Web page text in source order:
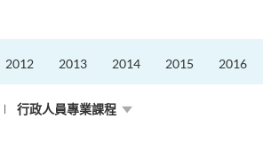
2012 2013 2014 2015 2016
行政人員專業課程